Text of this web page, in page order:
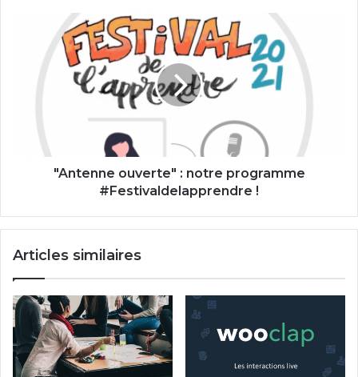
ouverte"
#Festivaldelapprendre
"Antenne ouverte" : notre programme
#Festivaldelapprendre !
Articles similaires